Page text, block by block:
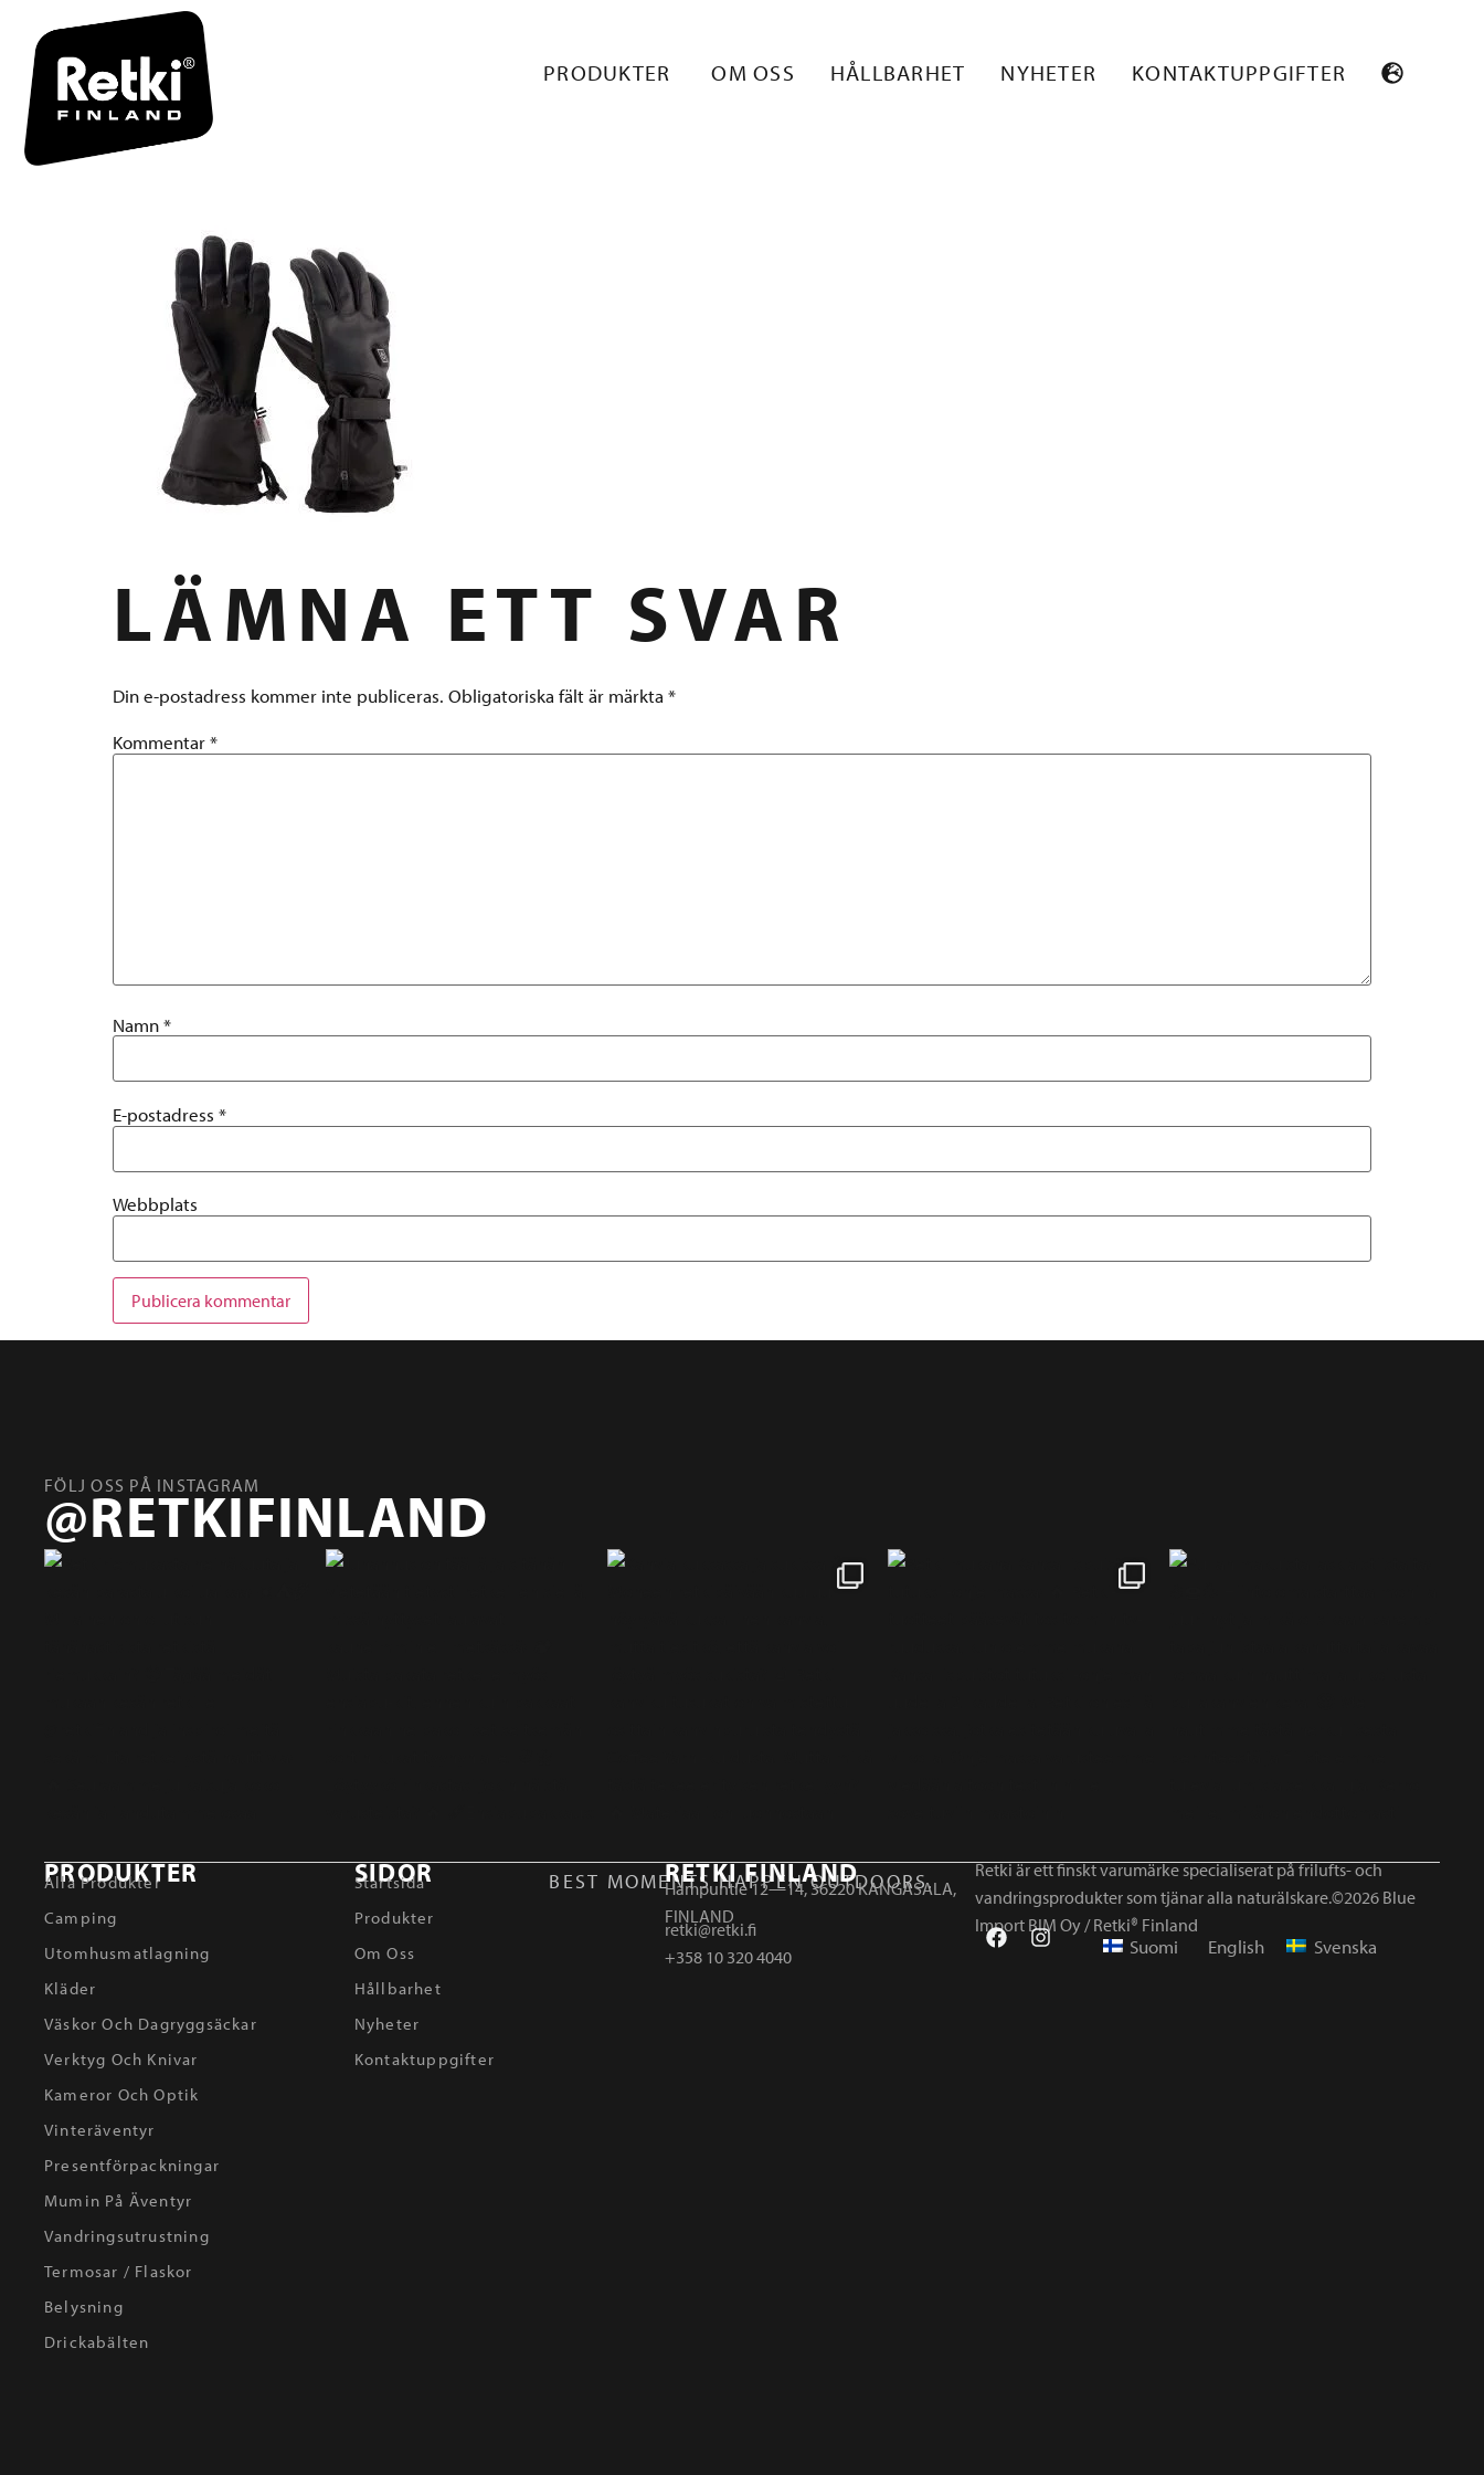
PRODUKTER OM OSS HÅLLBARHET NYHETER KONTAKTUPPGIFTER
LÄMMITETTÄVÄT HANSKAT
PÄÄKUVA 2
LÄMNA ETT SVAR
Din e-postadress kommer inte publiceras. Obligatoriska fält är märkta *
Kommentar*
Namn*
E-postadress *
Webbplats
FÖLJ OSS PÅ INSTAGRAM
@RETKIFINLAND
BEST MOMENTS HAPPEN OUTDOORS.
PRODUKTER
Alla Produkter
Camping
Utomhusmatlagning
Kläder
Väskor Och Dagryggsäckar
Verktyg Och Knivar
Kameror Och Optik
Vinteräventyr
Presentförpackningar
Mumin På Äventyr
Vandringsutrustning
Termosar / Flaskor
Belysning
Drickabälten
SIDOR
Startsida
Produkter
Om Oss
Hållbarhet
Nyheter
Kontaktuppgifter
RETKI FINLAND
Hampuntie 12—14, 36220 KANGASALA,
FINLAND
retki@retki.fi
+358 10 320 4040
Retki är ett finskt varumärke specialiserat på frilufts- och
vandringsprodukter som tjänar alla naturälskare.©2026 Blue
Import BIM Oy / Retki® Finland
Suomi English Svenska